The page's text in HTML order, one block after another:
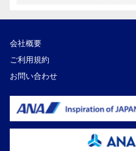
会社概要
ご利用規約
お問い合わせ